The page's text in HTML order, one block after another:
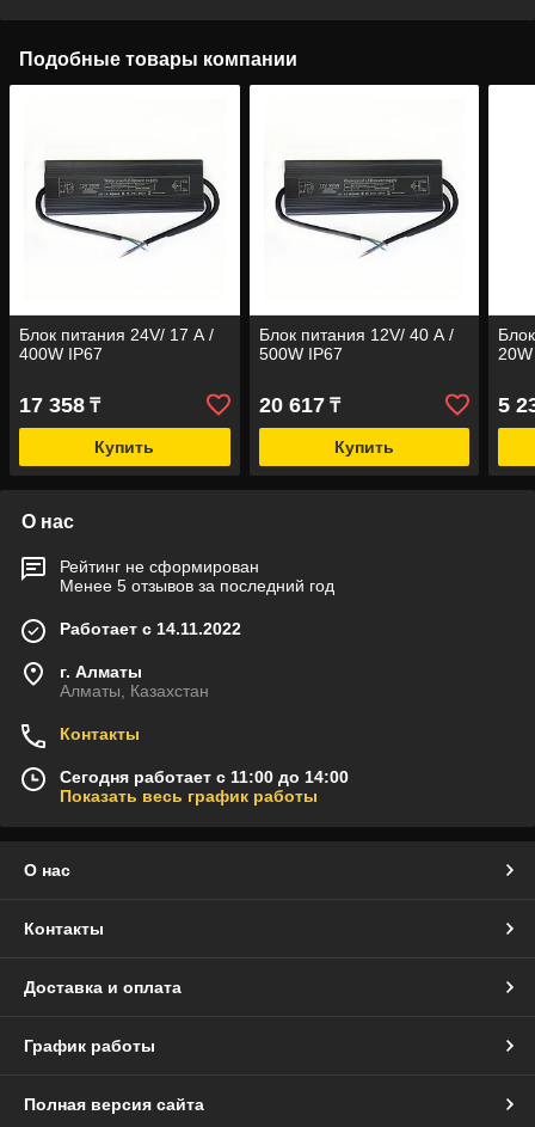
Подобные товары компании
Блок питания 24V/ 17 А /
400W IP67
17 358 ₸
Купить
Блок питания 12V/ 40 А /
500W IP67
20 617₸
Купить
5
О нас
Рейтинг не сформирован
Менее 5 отзывов за последний год
Работает с 14.11.2022
г. Алматы
Алматы, Казахстан
Контакты
Сегодня работает с 11:00 до 14:00
Показать весь график работы
О нас
Контакты
Доставка и оплата
График работы
Полная версия сайта